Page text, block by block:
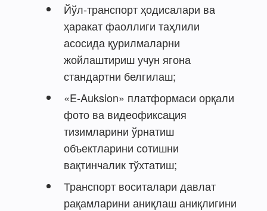
Йўл-транспорт ҳодисалари ва
ҳаракат фаоллиги таҳлили
асосида қурилмаларни
жойлаштириш учун ягона
стандартни белгилаш;
«E-Auksion» платформаси орқали
фото ва видеофиксация
тизимларини ўрнатиш
объектларини сотишни
вақтинчалик тўхтатиш;
Транспорт воситалари давлат
рақамларини аниқлаш аниқлигини